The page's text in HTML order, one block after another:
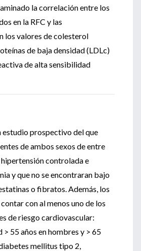
la correlación entre los
en la RFC y las
los valores de colesterol
de baja densidad (LDLc)
de alta sensibilidad
prospectivo del que
de ambos sexos de entre
hipertensión controlada e
y que no se encontraran bajo
o fibratos. Además, los
con al menos uno de los
de riesgo cardiovascular:
55 años en hombres y > 65
mellitus tipo 2,